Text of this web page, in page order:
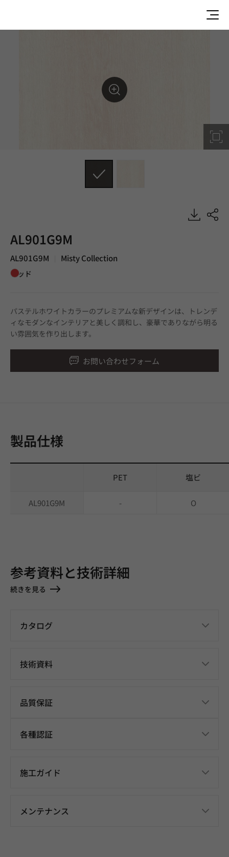
AL901G9M
AL901G9M Misty Collection
レッド
パステルホワイトカラーのプレミアムな新デザインは、トレンデ
ィなモダンなインテリアと美しく調和し、豪華でありながら明る
い雰囲気を作り出します。
お問い合わせフォーム
製品仕様
PET 塩ビ
AL901G9M - O
参考資料と技術詳細
続きを見る
カタログ
技術資料
品質保証
各種認証
施工ガイド
メンテナンス